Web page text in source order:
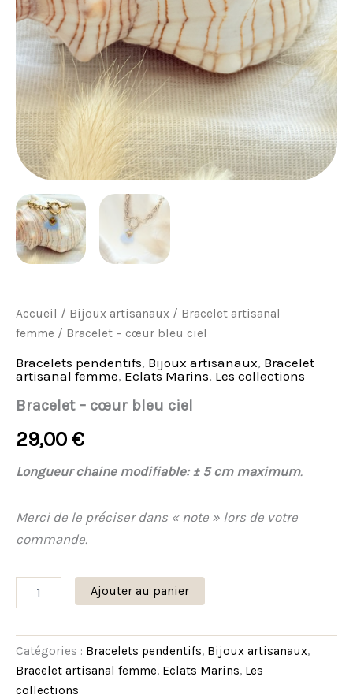
Accueil / Bijoux artisanaux / Bracelet artisanal
femme / Bracelet – cœur bleu ciel
Bracelets pendentifs, Bijoux artisanaux, Bracelet
artisanal femme, Eclats Marins, Les collections
Bracelet – cœur bleu ciel
29,00 €
Longueur chaine modifiable: ± 5 cm maximum.
Merci de le préciser dans « note » lors de votre
commande.
Ajouter au panier
Catégories : Bracelets pendentifs, Bijoux artisanaux,
Bracelet artisanal femme, Eclats Marins, Les
collections